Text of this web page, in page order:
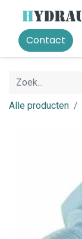
Contact
Alle producten